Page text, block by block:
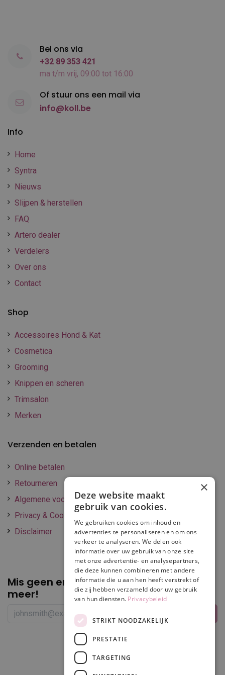
Info
Home
Syntra
Nieuws
Slijpen & herstellen
FAQ
Artero dealer
Verdelers
Over ons
Contact
Shop
Accessoires Hond & Kat
Cosmetica
Grooming
Knippen en scheren
Trimsalon
Merken
Verzenden en betalen
Online betalen
Retourneren
Algemene voorwaarden
Privacy & Cookie policy
Disclaimer
Mis geen enkelepromotie of korting
meer!
Bel ons via
+32 89 353 421
ma t/m vrij, 09:00 tot 16:00
Of stuur ons een mail via
info@koll.be
×
Deze website maakt
gebruik van cookies.
We gebruiken cookies om inhoud en
advertenties te personaliseren en om ons
verkeer te analyseren. We delen ook
informatie over uw gebruik van onze site
met onze advertentie- en analysepartners,
die deze kunnen combineren met andere
informatie die u aan hen heeft verstrekt of
die zij hebben verzameld door uw gebruik
van hun diensten. Privacybeleid
STRIKT NOODZAKELIJK
PRESTATIE
TARGETING